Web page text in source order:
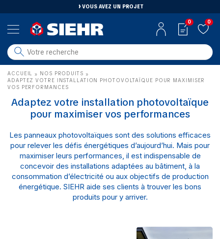
VOUS AVEZ UN PROJET
salle de bain
carrelage
photovoltaïque
aménagement
0 0
ACCUEIL » NOS PRODUITS »
ADAPTEZ VOTRE INSTALLATION PHOTOVOLTAÏQUE POUR MAXIMISER
VOS PERFORMANCES
Adaptez votre installation photovoltaïque
pour maximiser vos performances
Les panneaux photovoltaïques sont des solutions efficaces
pour relever les défis énergétiques d’aujourd’hui. Mais pour
maximiser leurs performances, il est indispensable de
concevoir des installations adaptées au bâtiment, à la
consommation d’électricité ou aux objectifs de production
énergétique. SIEHR aide ses clients à trouver les bons
produits pour y arriver.